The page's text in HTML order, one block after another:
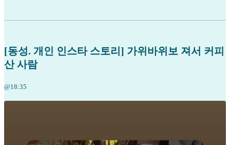
[동성. 개인 인스타 스토리] 가위바위보 져서 커피
산 사람
@18:35